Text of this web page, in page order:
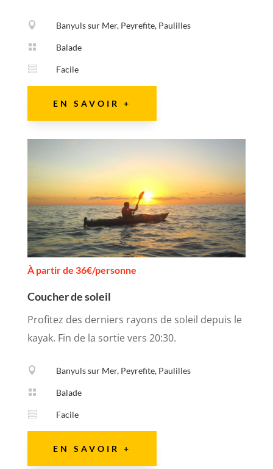
 Banyuls sur Mer, Peyrefite, Paulilles
 Balade
 Facile
EN SAVOIR +
À partir de 36€/personne
Coucher de soleil
Profitez des derniers rayons de soleil depuis le
kayak. Fin de la sortie vers 20:30.
 Banyuls sur Mer, Peyrefite, Paulilles
 Balade
 Facile
EN SAVOIR +